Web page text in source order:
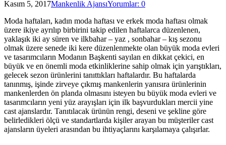
Kasım 5, 2017Mankenlik AjansıYorumlar: 0
Moda haftaları, kadın moda haftası ve erkek moda haftası olmak
üzere ikiye ayrılıp birbirini takip edilen haftalarca düzenlenen,
yaklaşık iki ay süren ve ilkbahar – yaz , sonbahar – kış sezonu
olmak üzere senede iki kere düzenlenmekte olan büyük moda evleri
ve tasarımcıların Modanın Başkenti sayılan en dikkat çekici, en
büyük ve en önemli moda etkinliklerine sahip olmak için yarıştıkları,
gelecek sezon ürünlerini tanıttıkları haftalardır. Bu haftalarda
tanınmış, işinde zirveye çıkmış mankenlerin yanısıra ürünlerinin
mankenlerden ön planda olmasını isteyen bu büyük moda evleri ve
tasarımcıların yeni yüz arayışları için ilk başvurdukları mercii yine
cast ajanslardır. Tanıtılacak ürünün rengi, deseni ve şekline göre
belirledikleri ölçü ve standartlarda kişiler arayan bu müşteriler cast
ajansların üyeleri arasından bu ihtiyaçlarını karşılamaya çalışırlar.